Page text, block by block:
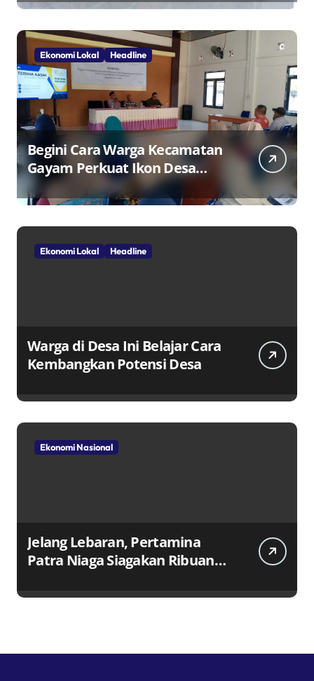
Ekonomi Lokal Headline
Begini Cara Warga Kecamatan
Gayam Perkuat Ikon Desa
Penggerak Ekonomi Lokal
Melalui TPID
Ekonomi Lokal Headline
Warga di Desa Ini Belajar Cara
Kembangkan Potensi Desa
Ekonomi Nasional
Jelang Lebaran, Pertamina
Patra Niaga Siagakan Ribuan